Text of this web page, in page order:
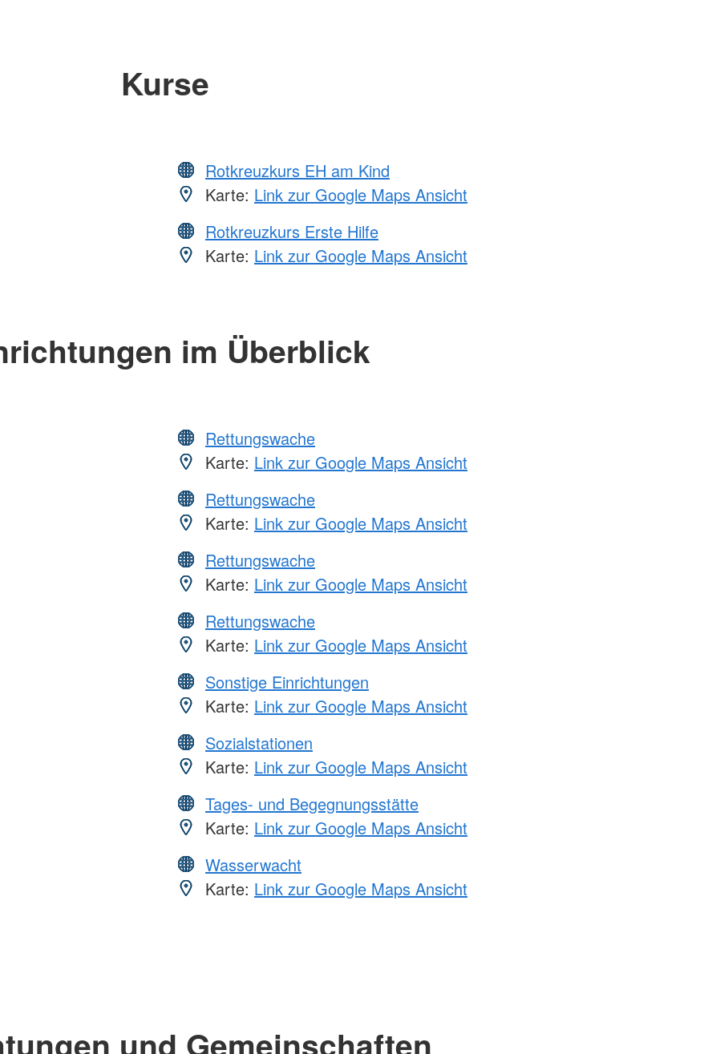
Kurse
Rotkreuzkurs EH am Kind
Karte: Link zur Google Maps Ansicht
Rotkreuzkurs Erste Hilfe
Karte: Link zur Google Maps Ansicht
im Überblick
Rettungswache
Karte: Link zur Google Maps Ansicht
Rettungswache
Karte: Link zur Google Maps Ansicht
Rettungswache
Karte: Link zur Google Maps Ansicht
Rettungswache
Karte: Link zur Google Maps Ansicht
Sonstige Einrichtungen
Karte: Link zur Google Maps Ansicht
Sozialstationen
Karte: Link zur Google Maps Ansicht
Tages- und Begegnungsstätte
Karte: Link zur Google Maps Ansicht
Wasserwacht
Karte: Link zur Google Maps Ansicht
und Gemeinschaften